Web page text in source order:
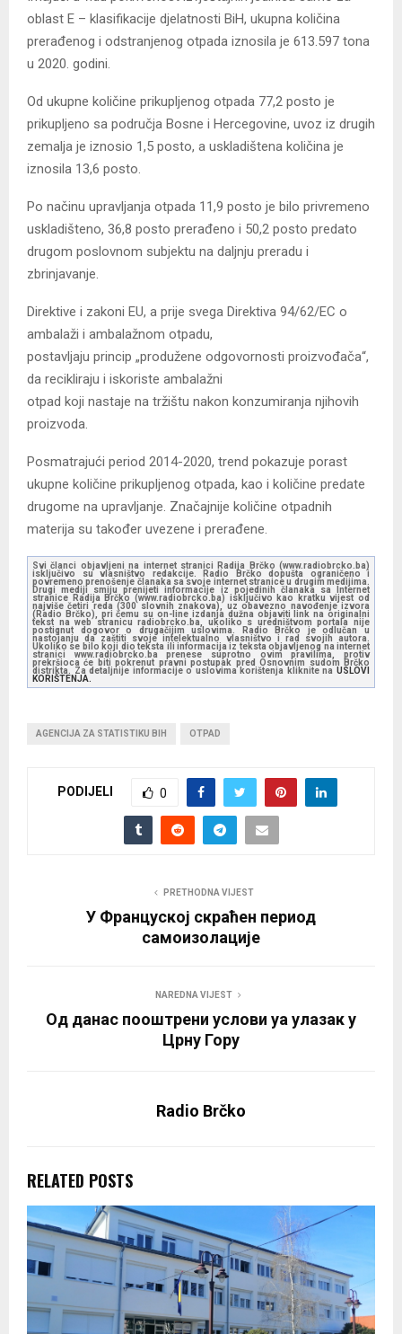
oblast E – klasifikacije djelatnosti BiH, ukupna količina
prerađenog i odstranjenog otpada iznosila je 613.597 tona
u 2020. godini.
Od ukupne količine prikupljenog otpada 77,2 posto je
prikupljeno sa područja Bosne i Hercegovine, uvoz iz drugih
zemalja je iznosio 1,5 posto, a uskladištena količina je
iznosila 13,6 posto.
Po načinu upravljanja otpada 11,9 posto je bilo privremeno
uskladišteno, 36,8 posto prerađeno i 50,2 posto predato
drugom poslovnom subjektu na daljnju preradu i
zbrinjavanje.
Direktive i zakoni EU, a prije svega Direktiva 94/62/EC o
ambalaži i ambalažnom otpadu,
postavljaju princip „produžene odgovornosti proizvođača“,
da recikliraju i iskoriste ambalažni
otpad koji nastaje na tržištu nakon konzumiranja njihovih
proizvoda.
Posmatrajući period 2014-2020, trend pokazuje porast
ukupne količine prikupljenog otpada, kao i količine predate
drugome na upravljanje. Značajnije količine otpadnih
materija su također uvezene i prerađene.
Svi članci objavljeni na internet stranici Radija Brčko (www.radiobrcko.ba)
isključivo su vlasništvo redakcije. Radio Brčko dopušta ograničeno i
povremeno prenošenje članaka sa svoje internet stranice u drugim medijima.
Drugi mediji smiju prenijeti informacije iz pojedinih članaka sa Internet
stranice Radija Brčko (www.radiobrcko.ba) isključivo kao kratku vijest od
najviše četiri reda (300 slovnih znakova), uz obavezno navođenje izvora
(Radio Brčko), pri čemu su on-line izdanja dužna objaviti link na originalni
tekst na web stranicu radiobrcko.ba, ukoliko s uredništvom portala nije
postignut dogovor o drugačijim uslovima. Radio Brčko je odlučan u
nastojanju da zaštiti svoje intelektualno vlasništvo i rad svojih autora.
Ukoliko se bilo koji dio teksta ili informacija iz teksta objavljenog na internet
stranici www.radiobrcko.ba prenese suprotno ovim pravilima, protiv
prekršioca će biti pokrenut pravni postupak pred Osnovnim sudom Brčko
distrikta. Za detaljnije informacije o uslovima korištenja kliknite na USLOVI
KORIŠTENJA.
AGENCIJA ZA STATISTIKU BIH OTPAD
PODIJELI 0
PRETHODNA VIJEST
У Француској скраћен период
самоизолације
NAREDNA VIJEST
Од данас пооштрени услови уа улазак у
Црну Гору
Radio Brčko
RELATED POSTS